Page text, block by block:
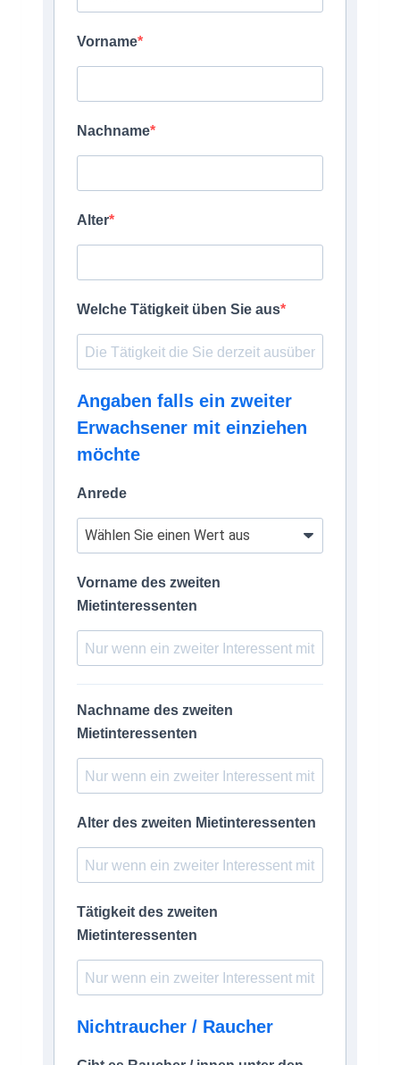
Vorname
Nachname
Alter
Welche Tätigkeit üben Sie aus
Angaben falls ein zweiter
Erwachsener mit einziehen
möchte
Anrede
Vorname des zweiten
Mietinteressenten
Nachname des zweiten
Mietinteressenten
Alter des zweiten Mietinteressenten
Tätigkeit des zweiten
Mietinteressenten
Nichtraucher / Raucher